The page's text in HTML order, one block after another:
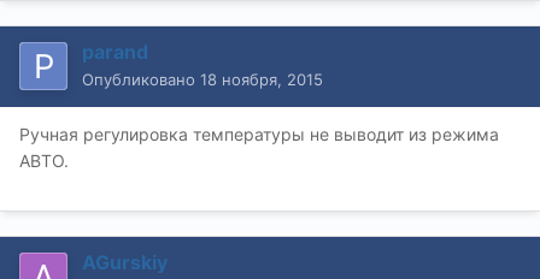
parand
Опубликовано 18 ноября, 2015
Ручная регулировка температуры не выводит из режима
АВТО.
AGurskiy